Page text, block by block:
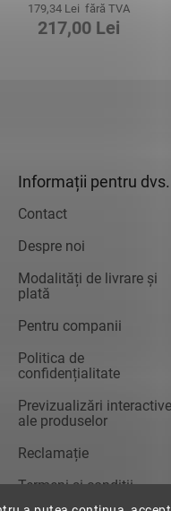
179,34 Lei fără TVA
217,00 Lei
Informații pentru dvs.
Contact
Despre noi
Modalități de livrare și
plată
Pentru companii
Politica de
confidențialitate
Previzualizări interactive
ale produselor
Reclamație
Termeni și condiții